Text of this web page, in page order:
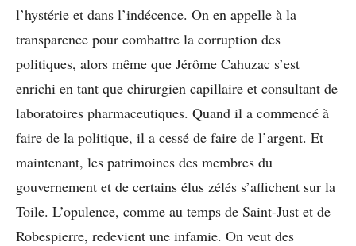
l’hystérie et dans l’indécence. On en appelle à la
transparence pour combattre la corruption des
politiques, alors même que Jérôme Cahuzac s’est
enrichi en tant que chirurgien capillaire et consultant de
laboratoires pharmaceutiques. Quand il a commencé à
faire de la politique, il a cessé de faire de l’argent. Et
maintenant, les patrimoines des membres du
gouvernement et de certains élus zélés s’affichent sur la
Toile. L’opulence, comme au temps de Saint-Just et de
Robespierre, redevient une infamie. On veut des